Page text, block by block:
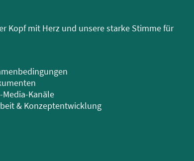
Kopf mit Herz und unsere starke Stimme für
Kanäle
& Konzeptentwicklung